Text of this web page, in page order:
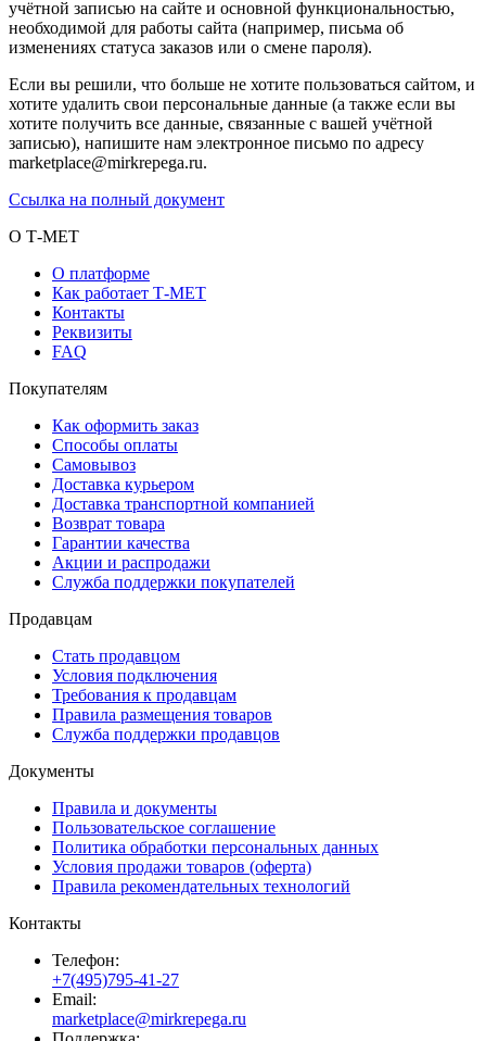
учётной записью на сайте и основной функциональностью,
необходимой для работы сайта (например, письма об
изменениях статуса заказов или о смене пароля).
Если вы решили, что больше не хотите пользоваться сайтом, и
хотите удалить свои персональные данные (а также если вы
хотите получить все данные, связанные с вашей учётной
записью), напишите нам электронное письмо по адресу
marketplace@mirkrepega.ru.
Ссылка на полный документ
О Т-МЕТ
О платформе
Как работает Т-МЕТ
Контакты
Реквизиты
FAQ
Покупателям
Как оформить заказ
Способы оплаты
Самовывоз
Доставка курьером
Доставка транспортной компанией
Возврат товара
Гарантии качества
Акции и распродажи
Служба поддержки покупателей
Продавцам
Стать продавцом
Условия подключения
Требования к продавцам
Правила размещения товаров
Служба поддержки продавцов
Документы
Правила и документы
Пользовательское соглашение
Политика обработки персональных данных
Условия продажи товаров (оферта)
Правила рекомендательных технологий
Контакты
Телефон:
+7(495)795-41-27
Email:
marketplace@mirkrepega.ru